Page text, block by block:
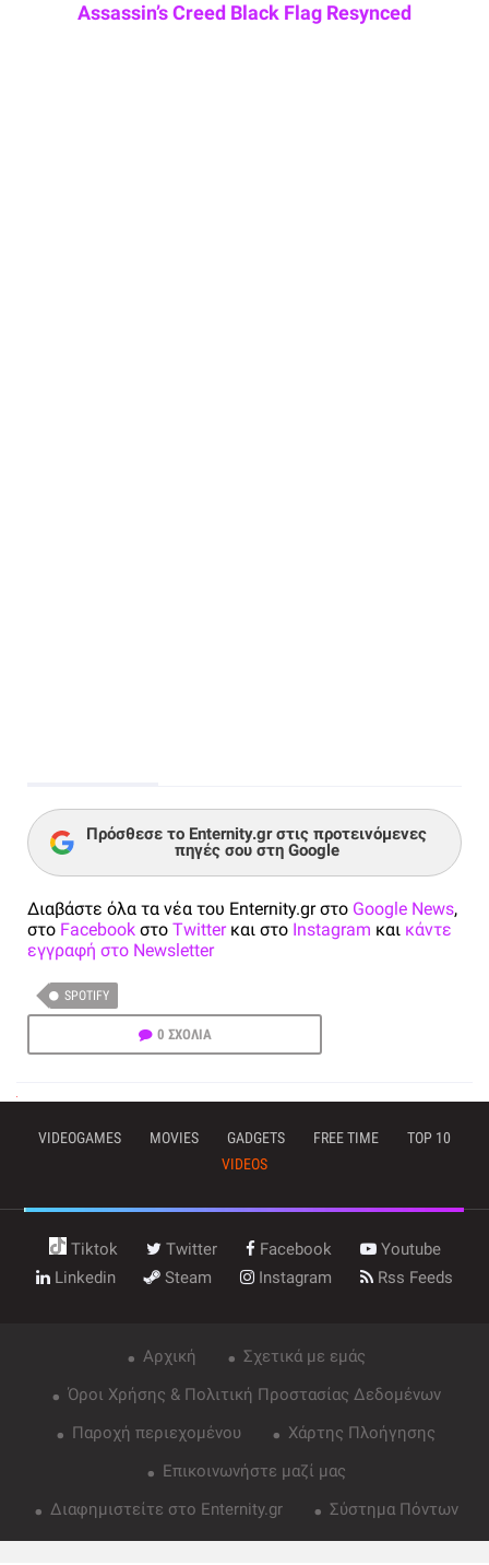
Assassin’s Creed Black Flag Resynced
Πρόσθεσε το Enternity.gr στις προτεινόμενες
πηγές σου στη Google
Διαβάστε όλα τα νέα του Enternity.gr στο Google News,
στο Facebook στο Twitterκαι στο Instagram και κάντε
εγγραφή στο Newsletter
SPOTIFY
0 ΣΧΟΛΙΑ
VIDEOGAMES MOVIES GADGETS FREE TIME
TOP 10
VIDEOS
Tiktok Twitter Facebook
Youtube
Linkedin
Steam Instagram Rss Feeds
Αρχική
Σχετικά με εμάς
Όροι Χρήσης & Πολιτική Προστασίας Δεδομένων
Παροχή περιεχομένου
Χάρτης Πλοήγησης
Επικοινωνήστε μαζί μας
Διαφημιστείτε στο Enternity.gr
Σύστημα Πόντων